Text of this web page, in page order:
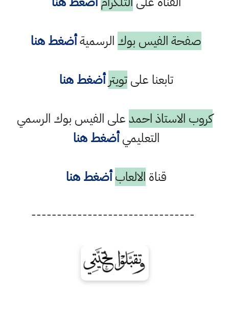
صفحة الفيس بوك الرسميةأضغط هنا
تابعنا علىتويتر أضغط هنا
كروب الاستاذ احمدعلى الفيس بوك الرسمي
التعليميأضغط هنا
قناة الالعاب أضغط هنا
--------------------------------